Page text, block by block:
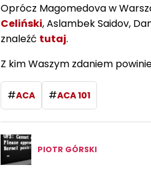
Oprócz Magomedova w
Celiński, Aslambek Saidov,
znaleźć tutaj.
Z kim Waszym zdaniem
#ACA #ACA 101
PIOTR GÓRSKI